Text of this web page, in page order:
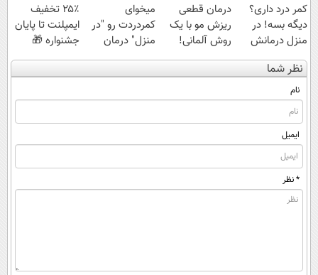
کمر درد داری؟
دیگه بسه! در
منزل درمانش
کن
(◀پرسش‌نامه)
درمان قطعی
ریزش مو با یک
روش آلمانی!
میخوای
کمردردت رو "در
منزل" درمان
کنی؟ (◂فیلم +
◂پرسش‌نامه)
۲۵٪ تخفیف
ایمپلنت تا پایان
جشنواره 🎁
نظر شما
نام
ایمیل
* نظر